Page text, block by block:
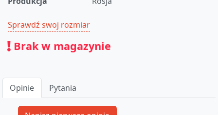
Sprawdź swoj rozmiar
Brak w magazynie
Opinie Pytania